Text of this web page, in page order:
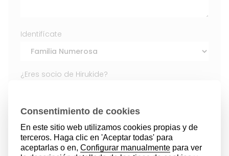
Identifícate
¿Eres socio de Hirukide?
Acepto la política de privacidad de Hirukide